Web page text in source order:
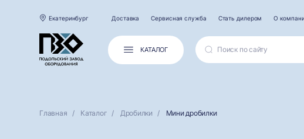
Екатеринбург Доставка Сервисная служба Стать дилером О
КАТАЛОГ
Главная Каталог Дробилки Мини дробилки